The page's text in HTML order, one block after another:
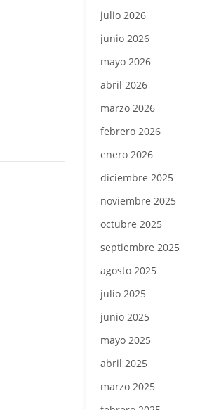
julio 2026
junio 2026
mayo 2026
abril 2026
marzo 2026
febrero 2026
enero 2026
diciembre 2025
noviembre 2025
octubre 2025
septiembre 2025
agosto 2025
julio 2025
junio 2025
mayo 2025
abril 2025
marzo 2025